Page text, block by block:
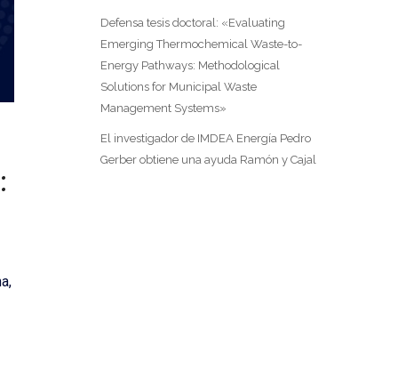
Defensa tesis doctoral: «Evaluating
Emerging Thermochemical Waste-to-
Energy Pathways: Methodological
Solutions for Municipal Waste
Management Systems»
El investigador de IMDEA Energía Pedro
Gerber obtiene una ayuda Ramón y Cajal